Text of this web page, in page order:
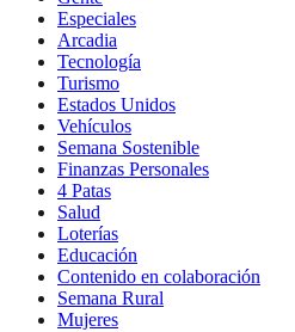
Especiales
Arcadia
Tecnología
Turismo
Estados Unidos
Vehículos
Semana Sostenible
Finanzas Personales
4 Patas
Salud
Loterías
Educación
Contenido en colaboración
Semana Rural
Mujeres